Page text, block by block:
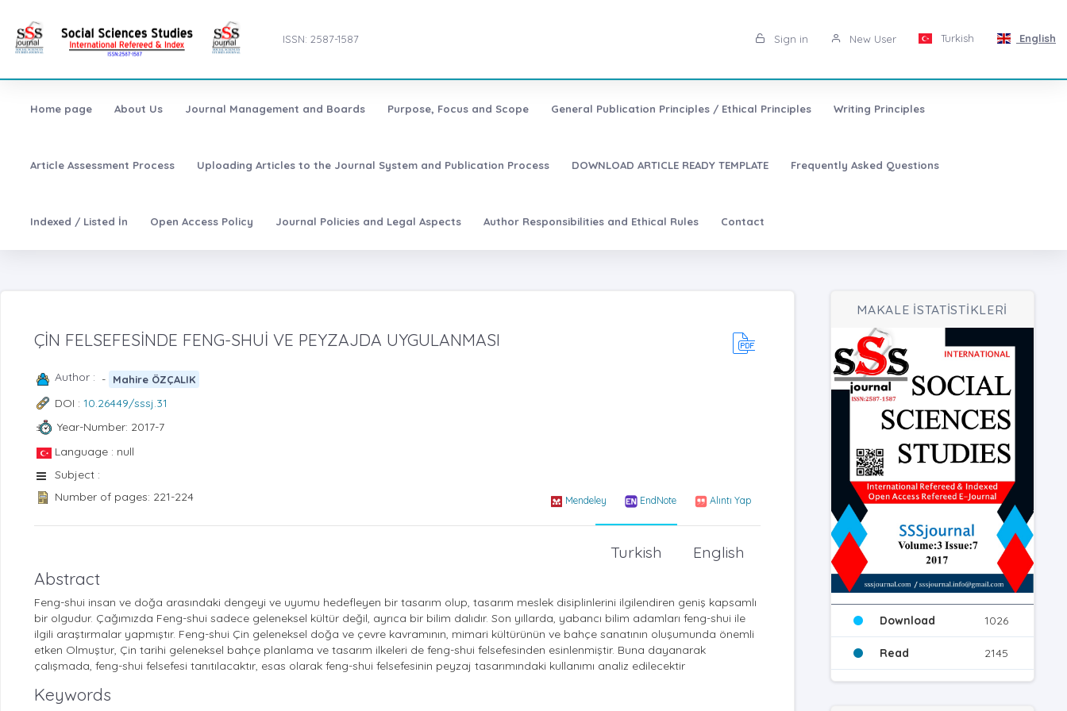
ISSN: 2587-1587 Sign in New User Turkish English
Home page About Us Journal Management and Boards Purpose, Focus and Scope General Publication Principles / Ethical Principles Writing Principles
Article Assessment Process Uploading Articles to the Journal System and Publication Process DOWNLOAD ARTICLE READY TEMPLATE Frequently Asked Questions
Indexed / Listed İn Open Access Policy Journal Policies and Legal Aspects Author Responsibilities and Ethical Rules Contact
ÇİN FELSEFESİNDE FENG-SHUİ VE PEYZAJDA UYGULANMASI
Author : - Mahire ÖZÇALIK
DOI : 10.26449/sssj.31
Year-Number: 2017-7
Language : null
Subject :
Number of pages: 221-224
Mendeley EndNote Alıntı Yap
English
Turkish
Abstract
Feng-shui insan ve doğa arasındaki dengeyi ve uyumu hedefleyen bir tasarım olup, tasarım meslek disiplinlerini ilgilendiren geniş kapsamlı
bir olgudur. Çağımızda Feng-shui sadece geleneksel kültür değil, ayrıca bir bilim dalıdır. Son yıllarda, yabancı bilim adamları feng-shui ile
ilgili araştırmalar yapmıştır. Feng-shui Çin geleneksel doğa ve çevre kavramının, mimari kültürünün ve bahçe sanatının oluşumunda önemli
etken Olmuştur, Çin tarihi geleneksel bahçe planlama ve tasarım ilkeleri de feng-shui felsefesinden esinlenmiştir. Buna dayanarak
çalışmada, feng-shui felsefesi tanıtılacaktır, esas olarak feng-shui felsefesinin peyzaj tasarımındaki kullanımı analiz edilecektir
Keywords
MAKALE İSTATİSTİKLERİ
Download 1026
Read 2145